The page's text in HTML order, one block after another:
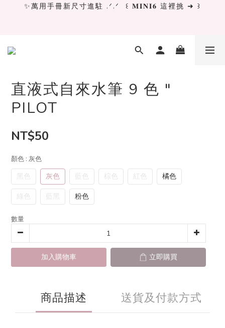
✨萬用手冊新尺寸進駐 .ᐟ.ᐟ  ꒰ 𝐌𝐈𝐍𝐈𝟔 這裡挑 ➜ ꒱
✨萬用手冊新尺寸進駐 .ᐟ.ᐟ  ꒰ 𝐌𝐈𝐍𝐈𝟔 這裡挑 ➜ ꒱
直液式自來水筆 9 色 "
PILOT
NT$50
顏色 : 灰色
黑色 灰色 藍色 棕色 紅色 橘色
綠色 藍黑 粉色
數量
加入購物車 立即購買
商品描述 送貨及付款方式